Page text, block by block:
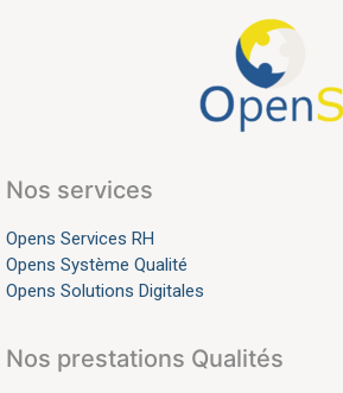
Nos services
Opens Services RH
Opens Système Qualité
Opens Solutions Digitales
Nos prestations Qualités